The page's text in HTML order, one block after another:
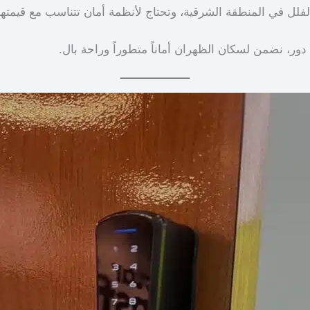
في المنطقة الشرقية، وتحتاج لأنظمة أمان تتناسب مع
نضمن لسكان الظهران أماناً متطوراً وراحة بال.